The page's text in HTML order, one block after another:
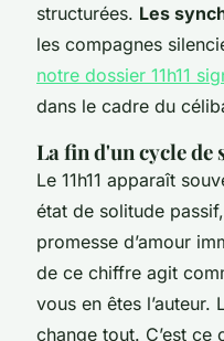
structurées. Les
les compagnes
notre dossier 11h11
dans le cadre du
La fin d'un cycle de
Le 11h11 apparaît
état de solitude
promesse d’amour
de ce chiffre agit
vous en êtes
change tout. C’est ce